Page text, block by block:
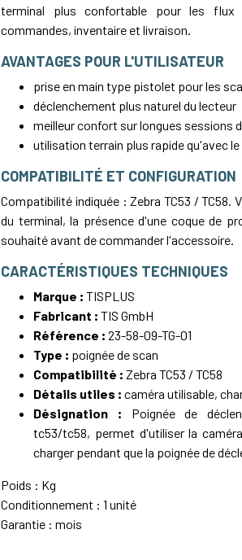
terminal plus confortable pour les flux
commandes, inventaire et livraison.
AVANTAGES POUR L'UTILISATEUR
prise en main type pistolet pour les
déclenchement plus naturel du lecteur
meilleur confort sur longues sessions
utilisation terrain plus rapide qu'avec
COMPATIBILITÉ ET CONFIGURATION
Compatibilité indiquée : Zebra TC53 /
du terminal, la présence d'une coque de
souhaité avant de commander l'accessoire.
CARACTÉRISTIQUES TECHNIQUES
Marque : TISPLUS
Fabricant : TIS GmbH
Référence : 23-58-09-TG-01
Type : poignée de scan
Compatibilité : Zebra TC53 / TC58
Détails utiles : caméra utilisable,
Désignation : Poignée de
tc53/tc58, permet d'utiliser la
charger pendant que la poignée de
Poids : Kg
Conditionnement : 1 unité
Garantie : mois